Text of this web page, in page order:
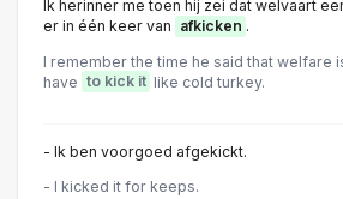
Ik herinner me toen hij zei dat welvaart
er in één keer van afkicken .
I remember the time he said that welfare
have to kick it like cold turkey.
- Ik ben voorgoed afgekickt.
- l kicked it for keeps.